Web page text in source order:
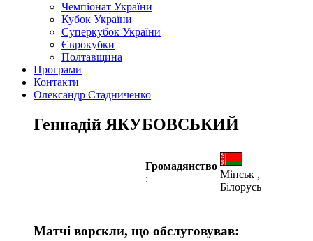
Чемпіонат України
Кубок України
Суперкубок України
Єврокубки
Полтавщина
Програми
Контакти
Олександр Стадниченко
Геннадій ЯКУБОВСЬКИЙ
Громадянство
:
Мінськ ,
Білорусь
Матчі ворскли, що обслуговував: